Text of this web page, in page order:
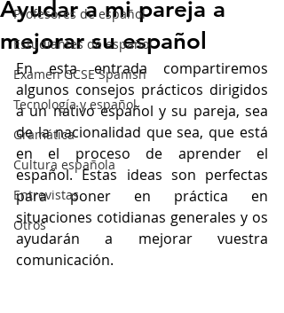
Profesores de español
Estudiantes de español
Examen GCSE Spanish
Tecnología y español
Gramática
Cultura española
Entrevistas
Otros
Ayudar a mi pareja a
mejorar su español
En esta entrada compartiremos
algunos consejos prácticos dirigidos
a un nativo español y su pareja, sea
de la nacionalidad que sea, que está
en el proceso de aprender el
español. Estas ideas son perfectas
para poner en práctica en
situaciones cotidianas generales y os
ayudarán a mejorar vuestra
comunicación.